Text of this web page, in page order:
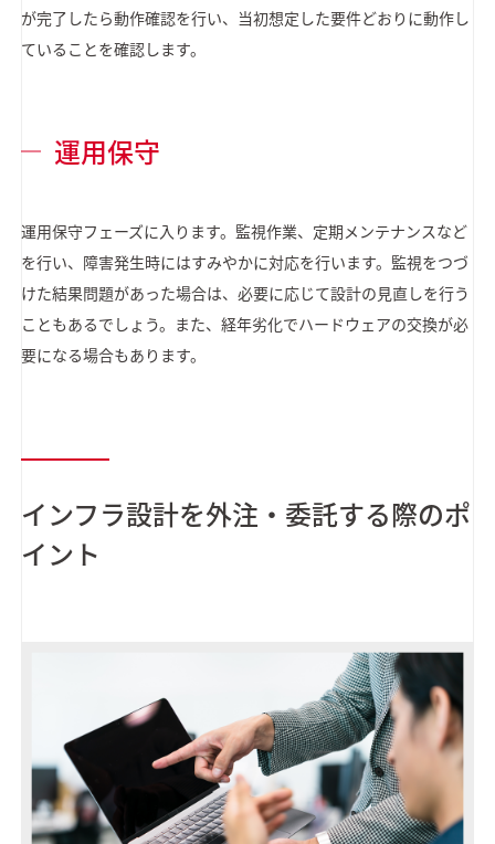
が完了したら動作確認を行い、当初想定した要件どおりに動作し
ていることを確認します。
運用保守
運用保守フェーズに入ります。監視作業、定期メンテナンスなど
を行い、障害発生時にはすみやかに対応を行います。監視をつづ
けた結果問題があった場合は、必要に応じて設計の見直しを行う
こともあるでしょう。また、経年劣化でハードウェアの交換が必
要になる場合もあります。
インフラ設計を外注・委託する際のポ
イント